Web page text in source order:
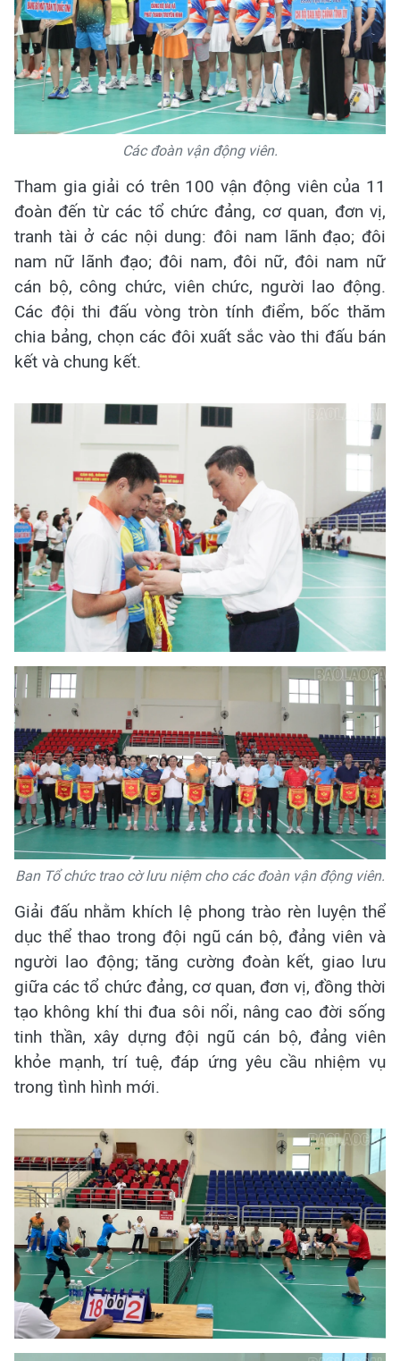
Các đoàn vận động viên.
Tham gia giải có trên 100 vận động viên của 11
đoàn đến từ các tổ chức đảng, cơ quan, đơn vị,
tranh tài ở các nội dung: đôi nam lãnh đạo; đôi
nam nữ lãnh đạo; đôi nam, đôi nữ, đôi nam nữ
cán bộ, công chức, viên chức, người lao động.
Các đội thi đấu vòng tròn tính điểm, bốc thăm
chia bảng, chọn các đôi xuất sắc vào thi đấu bán
kết và chung kết.
Ban Tổ chức trao cờ lưu niệm cho các đoàn vận động viên.
Giải đấu nhằm khích lệ phong trào rèn luyện thể
dục thể thao trong đội ngũ cán bộ, đảng viên và
người lao động; tăng cường đoàn kết, giao lưu
giữa các tổ chức đảng, cơ quan, đơn vị, đồng thời
tạo không khí thi đua sôi nổi, nâng cao đời sống
tinh thần, xây dựng đội ngũ cán bộ, đảng viên
khỏe mạnh, trí tuệ, đáp ứng yêu cầu nhiệm vụ
trong tình hình mới.